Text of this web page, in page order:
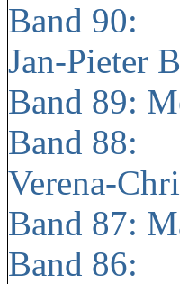
Band 90:
Jan-Pieter
Band 89:
Band 88:
Verena-
Band 87:
Band 86: